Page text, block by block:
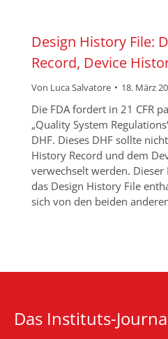
Design History File:
Record, Device
Von Luca Salvatore 18. März
Die FDA fordert in 21 CFR
„Quality System
DHF. Dieses DHF sollte
History Record und dem
verwechselt werden.
das Design History File
sich von den beiden
Das Instituts-